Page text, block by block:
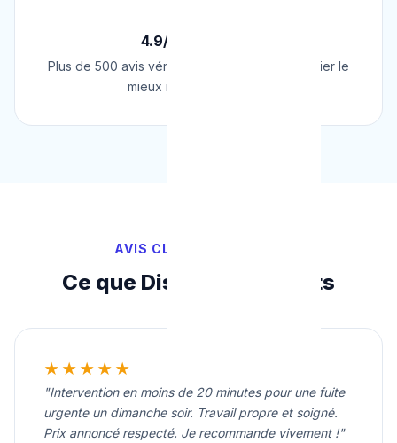
4.9/5 sur Google
Plus de 500 avis vérifiés sur Google. Le plombier le
mieux noté de Belgique.
AVIS CLIENTS VÉRIFIÉS
Ce que Disent Nos Clients
★★★★★
"Intervention en moins de 20 minutes pour une fuite
urgente un dimanche soir. Travail propre et soigné.
Prix annoncé respecté. Je recommande vivement !"